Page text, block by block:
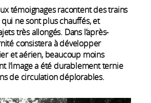
témoignages racontent des trains
ne sont plus chauffés, et
très allongés. Dans l’après-
consistera à développer
et aérien, beaucoup moins
l’image a été durablement ternie
de circulation déplorables.